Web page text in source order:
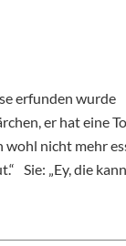
erfunden wurde
er hat eine
wohl nicht mehr
Sie: „Ey, die